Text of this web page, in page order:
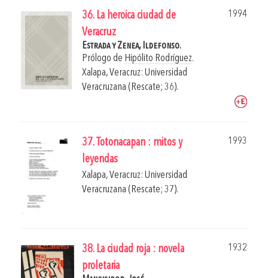
36. La heroica ciudad de
Veracruz
1994
Estrada y Zenea, Ildefonso.
Prólogo de Hipólito Rodríguez.
Xalapa, Veracruz: Universidad
Veracruzana (Rescate; 36).
37. Totonacapan : mitos y
leyendas
1993
Xalapa, Veracruz: Universidad
Veracruzana (Rescate; 37).
38. La ciudad roja : novela
proletaria
1932